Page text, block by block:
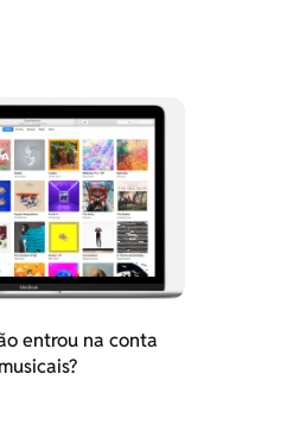
entrou na conta